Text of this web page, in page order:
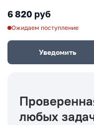
6 820 руб
Ожидаем поступление
Уведомить
любых